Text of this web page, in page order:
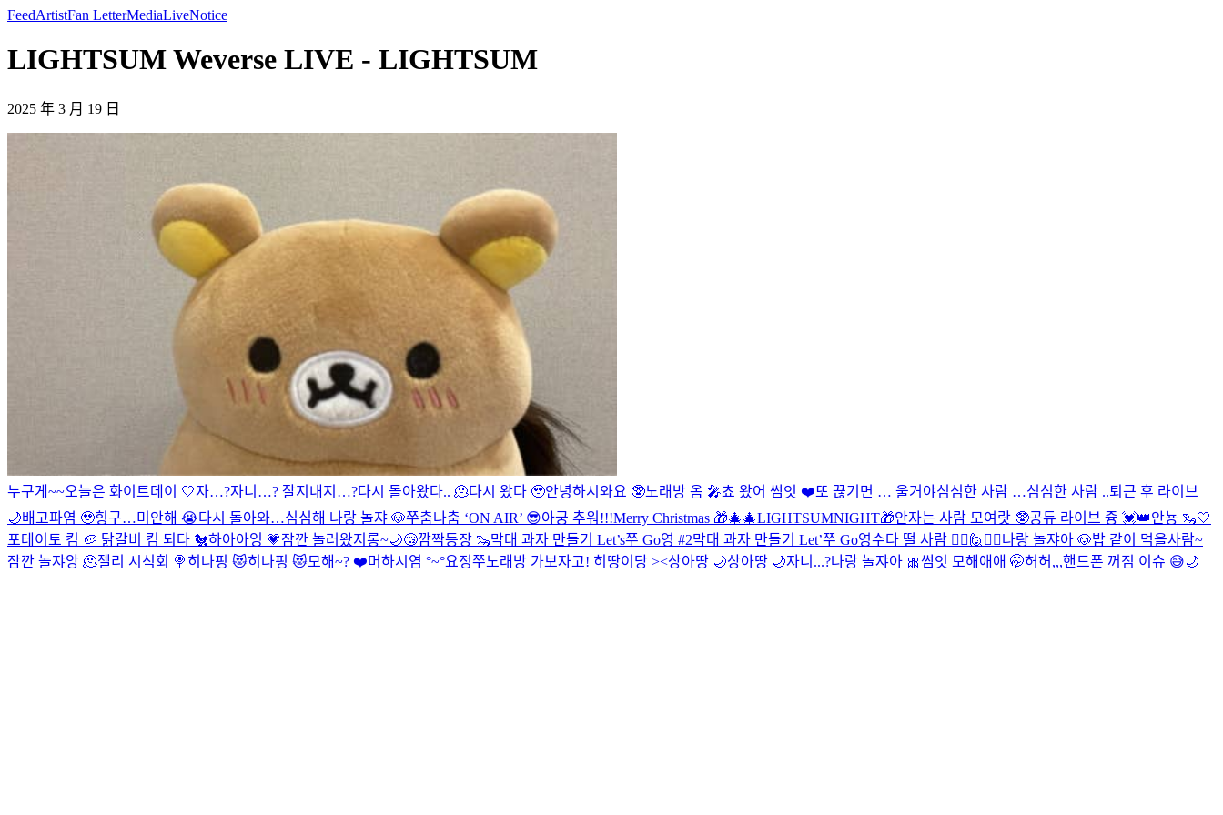
FeedArtistFan LetterMediaLiveNotice
LIGHTSUM Weverse LIVE - LIGHTSUM
2025 年 3 月 19 日
누구게~~오늘은 화이트데이 🤍자…?자니…? 잘지내지…?다시 돌아왔다.. 🫠다시 왔다 🥹안녕하시와요 🥸노래방 옴 🎤쵸 왔어 썸잇 ❤️또 끊기면 … 울거야심심한 사람 …심심한 사람 ..퇴근 후 라이브
🌙배고파염 🥹힝구…미안해 😭다시 돌아와…심심해 나랑 놀쟈 🐶쭈춤나춤 ‘ON AIR’ 😎아궁 추워!!!Merry Christmas 🎁🎄🎄LIGHTSUMNIGHT🎁안자는 사람 모여랏 🥸공듀 라이브 즁 💓👑안뇽 🦦🤍
포테이토 킴 🥔 닭갈비 킴 되다 🐔하아아잉 💗잠깐 놀러왔지롱~🌙😴깜짝등장 🦦막대 과자 만들기 Let’s쭈 Go영 #2막대 과자 만들기 Let’쭈 Go영수다 떨 사람 🙋‍♀️🙋🙋‍♂️나랑 놀쟈아 🐶밥 같이 먹을사람~
잠깐 놀쟈앙 🫠젤리 시식회 🍭 히나핑 😻히나핑 😻모해~? ❤️머하시염 °~°요정쭈노래방 가보자고! 히땅이당 ><상아땅 🌙상아땅 🌙자니...?나랑 놀쟈아 🎀썸잇 모해애애 🤭허허,,,핸드폰 꺼짐 이슈 😅🌙